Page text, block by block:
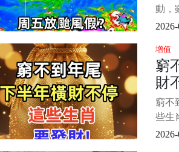
動，
定性
區將
心的
署已
考
據
增值
窮
財
財
窮不
些生
友從